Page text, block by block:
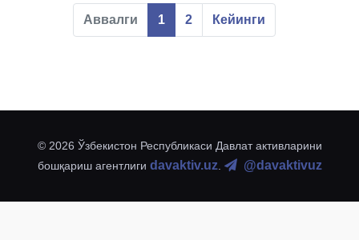
Аввалги 1 2 Кейинги
© 2026 Ўзбекистон Республикаси Давлат активларини
бошқариш агентлиги davaktiv.uz. @davaktivuz